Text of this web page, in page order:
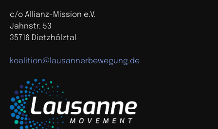
c/o Allianz-Mission e.V.
Jahnstr. 53
35716 Dietzhölztal
koalition@lausannerbewegung.de